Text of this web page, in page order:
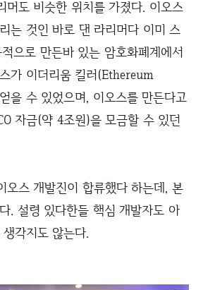
머도 비슷한 위치를 가졌다. 이오스
는 것인 바로 댄 라리머다 이미 스
으로 만든바 있는 암호화폐계에서
가 이더리움 킬러(Ethereum
을 수 있었으며, 이오스를 만든다고
자금(약 4조원)을 모금할 수 있던
오스 개발진이 합류했다 하는데, 본
. 설령 있다한들 핵심 개발자도 아
각지도 않는다.